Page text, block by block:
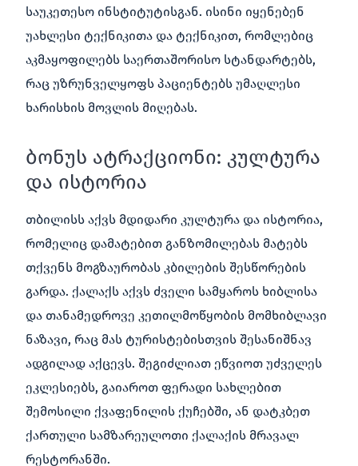
საუკეთესო ინსტიტუტისგან. ისინი იყენებენ
უახლესი ტექნიკითა და ტექნიკით, რომლებიც
აკმაყოფილებს საერთაშორისო სტანდარტებს,
რაც უზრუნველყოფს პაციენტებს უმაღლესი
ხარისხის მოვლის მიღებას.
ბონუს ატრაქციონი: კულტურა
და ისტორია
თბილისს აქვს მდიდარი კულტურა და ისტორია,
რომელიც დამატებით განზომილებას მატებს
თქვენს მოგზაურობას კბილების შესწორების
გარდა. ქალაქს აქვს ძველი სამყაროს ხიბლისა
და თანამედროვე კეთილმოწყობის მომხიბლავი
ნაზავი, რაც მას ტურისტებისთვის შესანიშნავ
ადგილად აქცევს. შეგიძლიათ ეწვიოთ უძველეს
ეკლესიებს, გაიაროთ ფერადი სახლებით
შემოსილი ქვაფენილის ქუჩებში, ან დატკბეთ
ქართული სამზარეულოთი ქალაქის მრავალ
რესტორანში.